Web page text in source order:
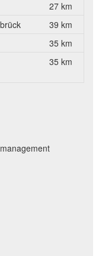
27 km
39 km
35 km
35 km